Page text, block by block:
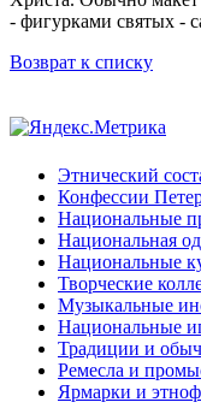
- фигурками святых -
Возврат к списку
Этнический
Конфессии
Национальные
Национальная
Национальные
Творческие
Музыкальные
Национальные
Традиции и
Ремесла и
Ярмарки и